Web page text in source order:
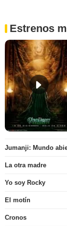
Estrenos
Jumanji: Mundo
La otra madre
Yo soy Rocky
El motín
Cronos